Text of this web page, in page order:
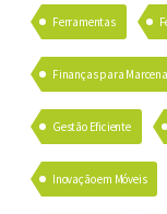
Ferramentas
Finanças para
Gestão Eficiente
Inovação em Móveis